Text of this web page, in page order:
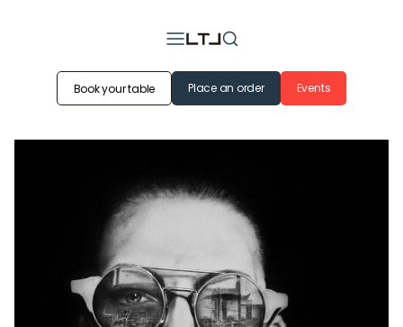
Book your table Place an order Events